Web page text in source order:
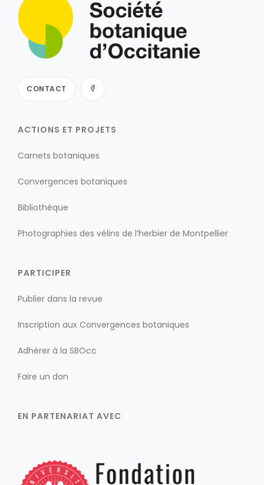
CONTACT
ACTIONS ET PROJETS
Carnets botaniques
Convergences botaniques
Bibliothèque
Photographies des vélins de l’herbier de Montpellier
PARTICIPER
Publier dans la revue
Inscription aux Convergences botaniques
Adhérer à la SBOcc
Faire un don
EN PARTENARIAT AVEC